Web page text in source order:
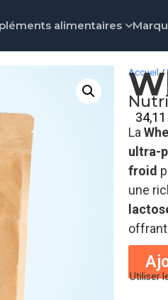
alimentaires
Accueil/
La
ultra-
froid
une
Utiliser